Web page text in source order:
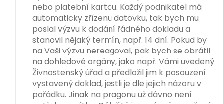
nebo platební kartou. Každý podnikatel má
automaticky zřízenu datovku, tak bych mu
poslal výzvu k dodání řádného dokladu a
stanovil nějaký termín, např. 14 dní. Pokud by
na Vaši výzvu nereagoval, pak bych se obrátil
na dohledové orgány, jako např. Vámi uvedený
Živnostenský úřad a předložil jim k posouzení
vystavený doklad, jestli je dle jejich názoru v
pořádku. Jinak na pragonu už dávno není